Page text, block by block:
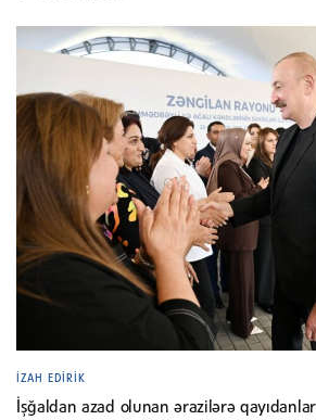
İZAH EDIRIK
İşğaldan azad olunan ərazilərə